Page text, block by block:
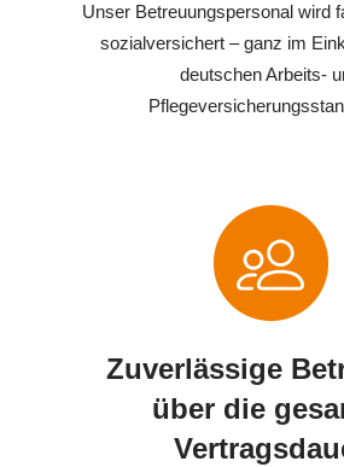
Unser Betreuungspersonal wird
sozialversichert – ganz im
deutschen Arbeits-
Zuverlässige
über die